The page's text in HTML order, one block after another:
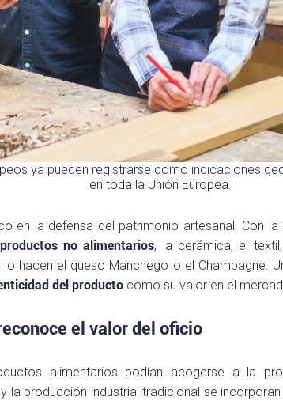
ya pueden registrarse como indicaciones
en toda la Unión Europea.
en la defensa del patrimonio artesanal. Con
no alimentarios, la cerámica, el
hacen el queso Manchego o el Champagne.
del producto como su valor en el
el valor del oficio
alimentarios podían acogerse a la
la producción industrial tradicional se